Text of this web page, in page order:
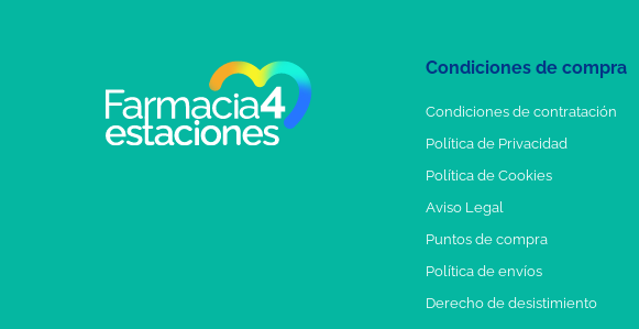
Condiciones de compra
Condiciones de contratación
Política de Privacidad
Política de Cookies
Aviso Legal
Puntos de compra
Política de envíos
Derecho de desistimiento